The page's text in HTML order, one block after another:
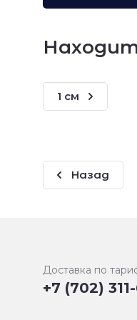
1 см
Назад
Доставка по
+7 (702)